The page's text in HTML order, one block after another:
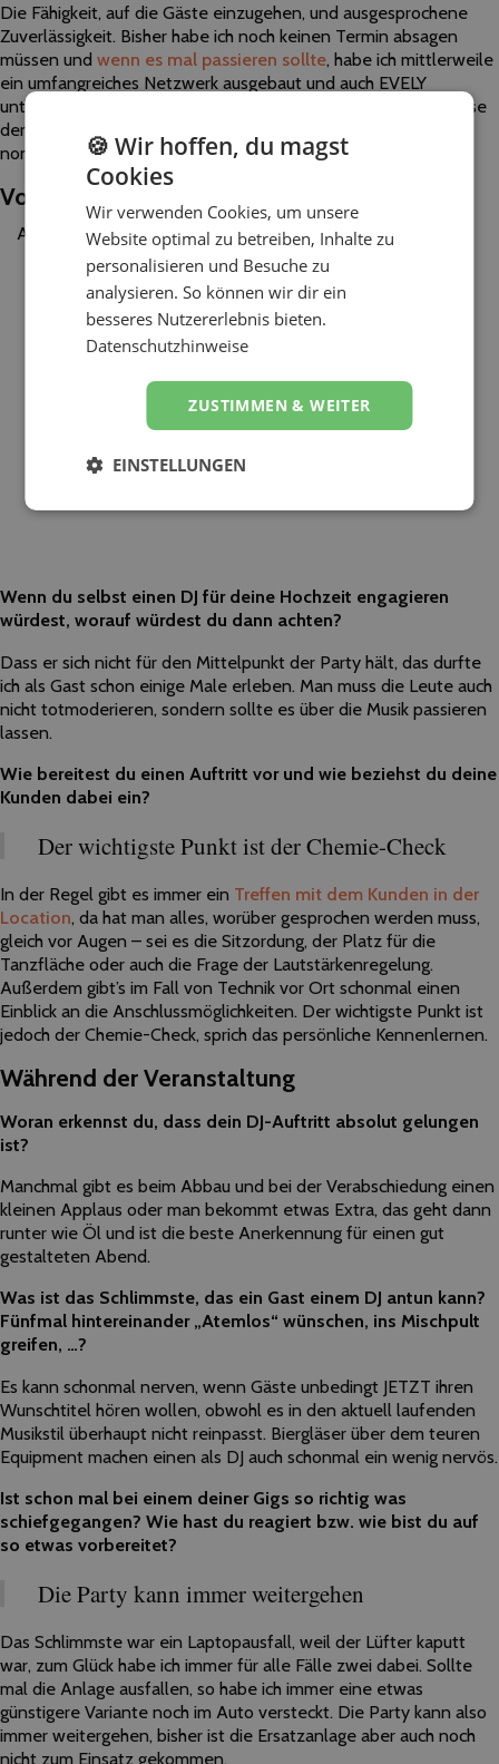
Die Fähigkeit, auf die Gäste einzugehen, und ausgesprochene
Zuverlässigkeit. Bisher habe ich noch keinen Termin absagen
müssen und wenn es mal passieren sollte, habe ich mittlerweile
ein umfangreiches Netzwerk ausgebaut und auch EVELY
unterstützt die DJs dann bestens! Wenn es auf die heiße Phase
der Party zugeht, habe ich immer tolle Versionen im PC, die
nonstop Tanzspaß garantieren.
Vor der Veranstaltung
Anzeige
Wenn du selbst einen DJ für deine Hochzeit engagieren
würdest, worauf würdest du dann achten?
Dass er sich nicht für den Mittelpunkt der Party hält, das durfte
ich als Gast schon einige Male erleben. Man muss die Leute auch
nicht totmoderieren, sondern sollte es über die Musik passieren
lassen.
Wie bereitest du einen Auftritt vor und wie beziehst du deine
Kunden dabei ein?
Der wichtigste Punkt ist der Chemie-Check
In der Regel gibt es immer ein Treffen mit dem Kunden in der
Location, da hat man alles, worüber gesprochen werden muss,
gleich vor Augen – sei es die Sitzordung, der Platz für die
Tanzfläche oder auch die Frage der Lautstärkenregelung.
Außerdem gibt’s im Fall von Technik vor Ort schonmal einen
Einblick an die Anschlussmöglichkeiten. Der wichtigste Punkt ist
jedoch der Chemie-Check, sprich das persönliche Kennenlernen.
Während der Veranstaltung
Woran erkennst du, dass dein DJ-Auftritt absolut gelungen
ist?
Manchmal gibt es beim Abbau und bei der Verabschiedung einen
kleinen Applaus oder man bekommt etwas Extra, das geht dann
runter wie Öl und ist die beste Anerkennung für einen gut
gestalteten Abend.
Was ist das Schlimmste, das ein Gast einem DJ antun kann?
Fünfmal hintereinander „Atemlos“ wünschen, ins Mischpult
greifen, …?
Es kann schonmal nerven, wenn Gäste unbedingt JETZT ihren
Wunschtitel hören wollen, obwohl es in den aktuell laufenden
Musikstil überhaupt nicht reinpasst. Biergläser über dem teuren
Equipment machen einen als DJ auch schonmal ein wenig nervös.
Ist schon mal bei einem deiner Gigs so richtig was
schiefgegangen? Wie hast du reagiert bzw. wie bist du auf
so etwas vorbereitet?
Die Party kann immer weitergehen
Das Schlimmste war ein Laptopausfall, weil der Lüfter kaputt
war, zum Glück habe ich immer für alle Fälle zwei dabei. Sollte
mal die Anlage ausfallen, so habe ich immer eine etwas
günstigere Variante noch im Auto versteckt. Die Party kann also
immer weitergehen, bisher ist die Ersatzanlage aber auch noch
nicht zum Einsatz gekommen.
🍪 Wir hoffen, du magst
Cookies
Wir verwenden Cookies, um unsere
Website optimal zu betreiben, Inhalte zu
personalisieren und Besuche zu
analysieren. So können wir dir ein
besseres Nutzererlebnis bieten.
Datenschutzhinweise
ZUSTIMMEN & WEITER
EINSTELLUNGEN